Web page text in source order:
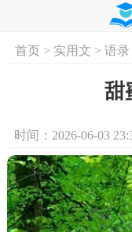
首页 实用文
首页> 实用文 > 语录
甜
时间：2026-06-03